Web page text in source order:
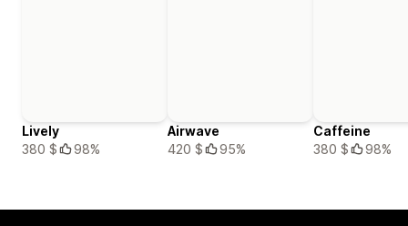
Lively
380 $
98%
Airwave
420 $
95%
Caffeine
380 $
98%